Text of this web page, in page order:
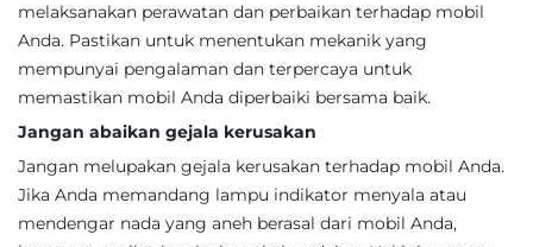
melaksanakan perawatan dan perbaikan terhadap mobil
Anda. Pastikan untuk menentukan mekanik yang
mempunyai pengalaman dan terpercaya untuk
memastikan mobil Anda diperbaiki bersama baik.
Jangan abaikan gejala kerusakan
Jangan melupakan gejala kerusakan terhadap mobil Anda.
Jika Anda memandang lampu indikator menyala atau
mendengar nada yang aneh berasal dari mobil Anda,